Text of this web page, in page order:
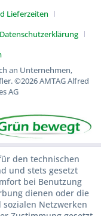
Lieferzeiten
Datenschutzerklärung
an Unternehmen,
©2026 AMTAG Alfred
AG
den technischen
und stets gesetzt
bei Benutzung
dienen oder die
Netzwerken